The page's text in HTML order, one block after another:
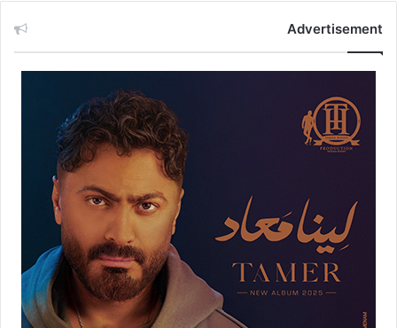
Advertisement